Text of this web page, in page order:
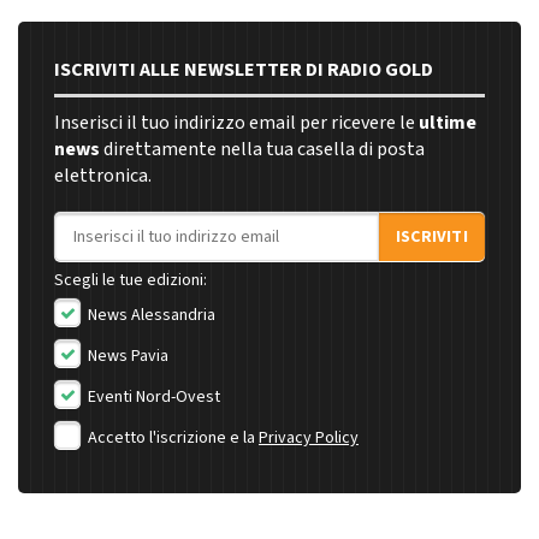
ISCRIVITI ALLE NEWSLETTER DI RADIO GOLD
Inserisci il tuo indirizzo email per ricevere le ultime
newsdirettamente nella tua casella di posta
elettronica.
Indirizzo email
ISCRIVITI
Scegli le tue edizioni:
News Alessandria
News Pavia
Eventi Nord-Ovest
Accetto l'iscrizione e la Privacy Policy